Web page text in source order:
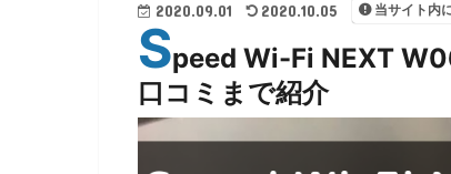
2020.09.01 2020.10.05 当サイト内
Speed Wi-Fi NEXT
口コミまで紹介